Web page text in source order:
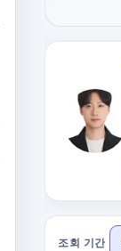
조회 기간